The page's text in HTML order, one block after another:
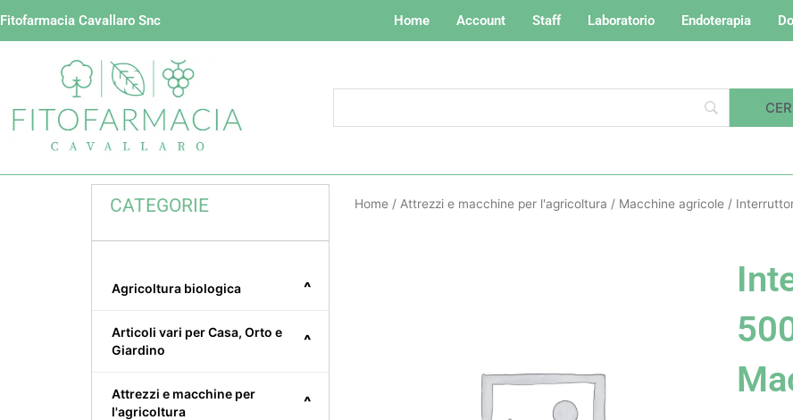
Vai
Fitofarmacia Cavallaro Snc Home Account Staff Laboratorio Endoterapia
CATEGORIE
^
Agricoltura biologica
^
Articoli vari per Casa, Orto e
Giardino
^
Attrezzi e macchine per
l'agricoltura
Home / Attrezzi e macchine per l'agricoltura / Macchine agricole /